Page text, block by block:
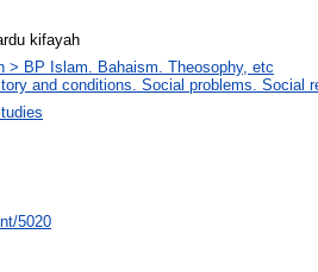
kifayah
> BP Islam. Bahaism. Theosophy, etc
and conditions. Social problems. Social
5020